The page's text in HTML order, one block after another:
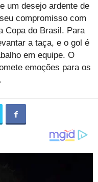
um desejo ardente de
compromisso com
Copa do Brasil. Para
a taça, e o gol é
em equipe. O
emoções para os